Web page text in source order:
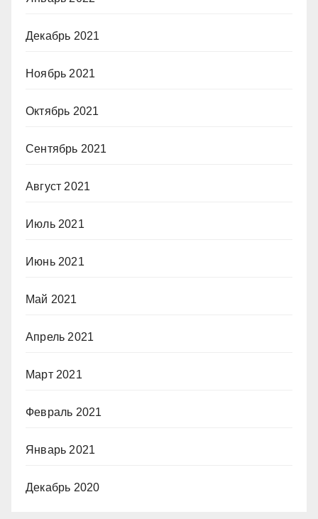
Декабрь 2021
Ноябрь 2021
Октябрь 2021
Сентябрь 2021
Август 2021
Июль 2021
Июнь 2021
Май 2021
Апрель 2021
Март 2021
Февраль 2021
Январь 2021
Декабрь 2020